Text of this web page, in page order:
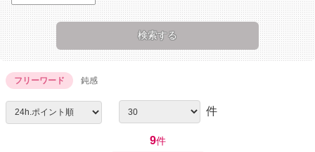
フリーワード 鈍感
件
9件